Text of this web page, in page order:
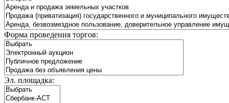
Форма проведения торгов:
Эл. площадка: